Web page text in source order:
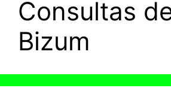
Consultas
Bizum